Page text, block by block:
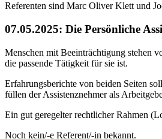
Referenten sind Marc Oliver Klett und
07.05.2025: Die Persönliche
Menschen mit Beeinträchtigung stehen
die passende Tätigkeit für sie ist.
Erfahrungsberichte von beiden Seiten
füllen der Assistenznehmer als
Ein gut geregelter rechtlicher Rahmen
Noch kein/-e Referent/-in bekannt.